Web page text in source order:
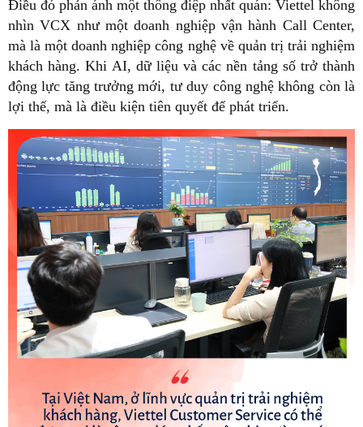
Điều đó phản ánh một thông điệp nhất quán: Viettel không
nhìn VCX như một doanh nghiệp vận hành Call Center,
mà là một doanh nghiệp công nghệ về quản trị trải nghiệm
khách hàng. Khi AI, dữ liệu và các nền tảng số trở thành
động lực tăng trưởng mới, tư duy công nghệ không còn là
lợi thế, mà là điều kiện tiên quyết để phát triển.